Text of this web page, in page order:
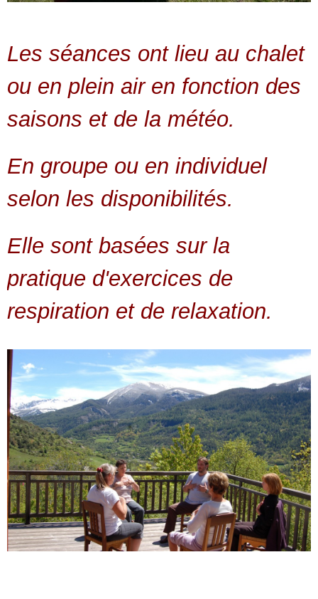
Les séances ont lieu au chalet
ou en plein air en fonction des
saisons et de la météo.
En groupe ou en individuel
selon les disponibilités.
Elle sont basées sur la
pratique d'exercices de
respiration et de relaxation.